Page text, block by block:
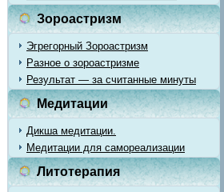
Зороастризм
Эгрегорный Зороастризм
Разное о зороастризме
Результат — за считанные минуты
Медитации
Дикша медитации.
Медитации для самореализации
Литотерапия